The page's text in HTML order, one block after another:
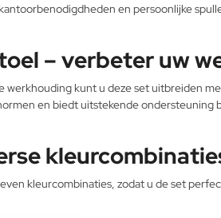
en persoonlijke
– verbeter uw
werkhouding kunt u deze set uitbreiden
en biedt uitstekende ondersteuning
kleurcombinaties, zodat u de set